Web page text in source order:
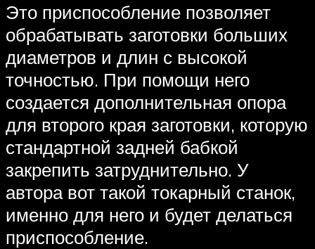
Это приспособление позволяет
обрабатывать заготовки больших
диаметров и длин с высокой
точностью. При помощи него
создается дополнительная опора
для второго края заготовки, которую
стандартной задней бабкой
закрепить затруднительно. У
автора вот такой токарный станок,
именно для него и будет делаться
приспособление.